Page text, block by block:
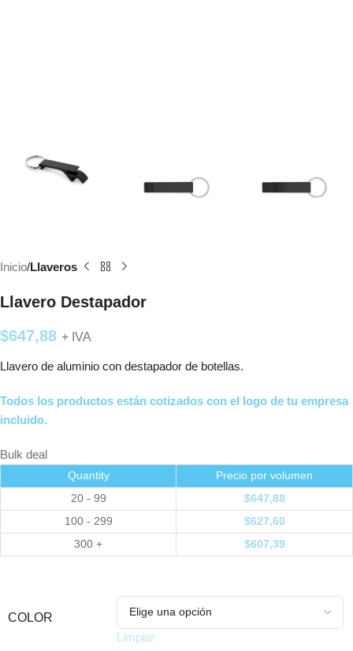
Inicio Llaveros
Llavero Destapador
$647,88 + IVA
Llavero de aluminio con destapador de botellas.
Todos los productos están cotizados con el logo de tu empresa
incluido.
Bulk deal
Quantity
Precio por volumen
20 - 99
$647,88
100 - 299
$627,60
300 +
$607,39
COLOR
Limpiar